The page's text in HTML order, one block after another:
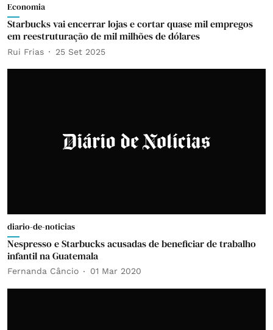
Economia
Starbucks vai encerrar lojas e cortar quase mil empregos
em reestruturação de mil milhões de dólares
Rui Frias 25 Set 2025
diario-de-noticias
Nespresso e Starbucks acusadas de beneficiar de trabalho
infantil na Guatemala
Fernanda Câncio 01 Mar 2020